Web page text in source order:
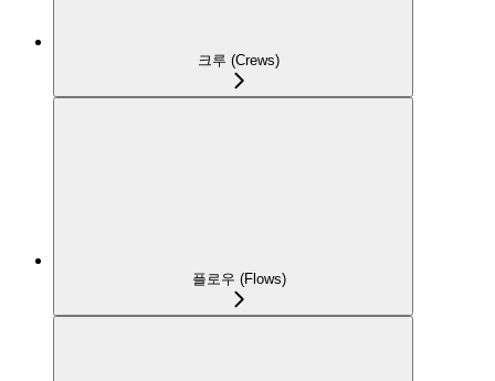
크루 (Crews)
플로우 (Flows)